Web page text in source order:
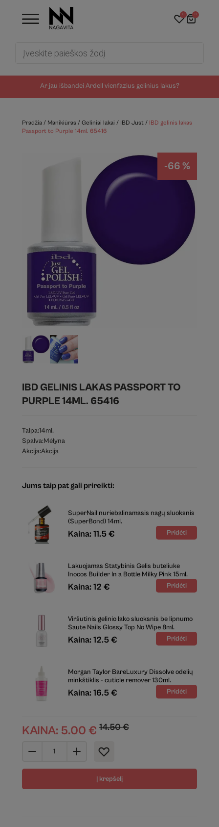
Ar jau išbandei Ardell vienfazius gelinius lakus?
0 0
Pradžia/ Manikiūras/ Geliniai lakai / IBD Just/ IBD gelinis lakas
Passport to Purple 14ml. 65416
-66 %
IBD GELINIS LAKAS PASSPORT TO
PURPLE 14ML. 65416
Talpa:14ml.
Spalva:Mėlyna
Akcija:Akcija
Jums taip pat gali prireikti:
SuperNail nuriebalinamasis nagų sluoksnis
(SuperBond) 14ml.
Kaina: 11.5 €
Lakuojamas Statybinis Gelis buteliuke
Inocos Builder In a Bottle Milky Pink 15ml.
Kaina: 12 €
Viršutinis gelinio lako sluoksnis be lipnumo
Saute Nails Glossy Top No Wipe 8ml.
Kaina: 12.5 €
Morgan Taylor BareLuxury Dissolve odelių
minkštiklis - cuticle remover 130ml.
Kaina: 16.5 €
KAINA: 5.00 € 14.50€
Į krepšelį